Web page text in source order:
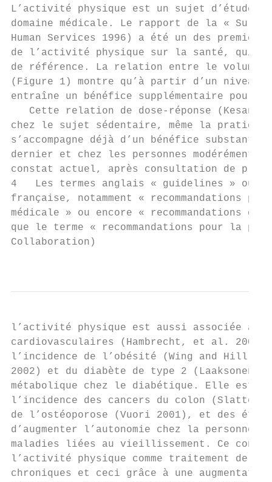
L’activité physique est un sujet d’étude
domaine médicale. Le rapport de la «
Human Services 1996) a été un des
de l’activité physique sur la santé, qui est
de référence. La relation entre le volume
(Figure 1) montre qu’à partir d’un niveau
entraîne un bénéfice supplémentaire pour
Cette relation de dose-réponse
chez le sujet sédentaire, même la pratique
s’accompagne déjà d’un bénéfice
dernier et chez les personnes
constat actuel, après consultation de
4   Les termes anglais « guidelines » ou
française, notamment « recommandations
médicale » ou encore « recommandations
que le terme « recommandations pour la
Collaboration)
l’activité physique est aussi associée à
cardiovasculaires (Hambrecht, et al.
l’incidence de l’obésité (Wing and Hill
2002) et du diabète de type 2
métabolique chez le diabétique. Elle est,
l’incidence des cancers du colon
de l’ostéoporose (Vuori 2001), et des
d’augmenter l’autonomie chez la
maladies liées au vieillissement. Ce
l’activité physique comme traitement de
chroniques et ceci grâce à une